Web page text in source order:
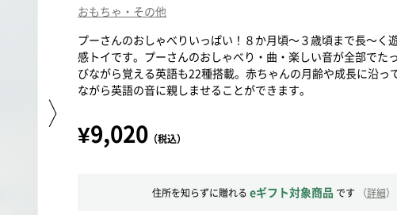
おもちゃ・その他
プーさんのおしゃべりいっぱい！８か月頃～３歳頃まで長～く
感トイです。プーさんのおしゃべり・曲・楽しい音が全部でた
びながら覚える英語も22種搭載。赤ちゃんの月齢や成長に沿っ
ながら英語の音に親しませることができます。
¥9,020 （税込）
住所を知らずに贈れる eギフト対象商品 です （詳細）